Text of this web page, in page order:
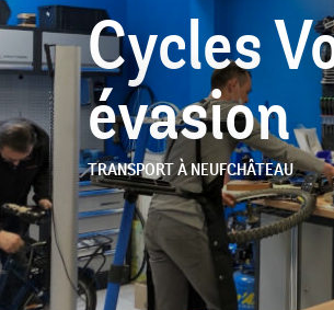
Cycles
évasion
TRANSPORTÀ NEUFCHÂTEAU